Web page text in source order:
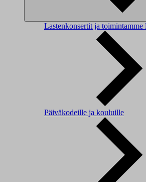
Lastenkonsertit ja toimintamme
Päiväkodeille ja kouluille